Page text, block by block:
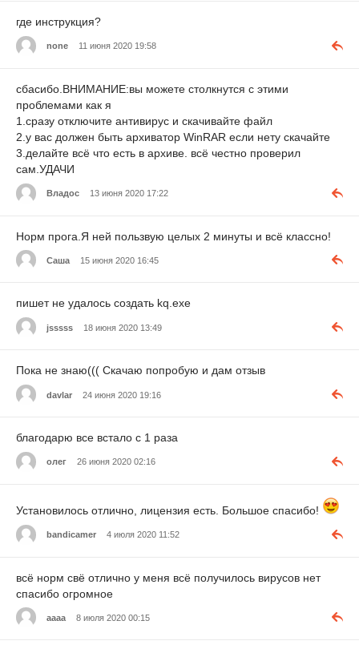
где инструкция?
none 11 июня 2020 19:58
сбасибо.ВНИМАНИЕ:вы можете столкнутся с этими
проблемами как я
1.сразу отключите антивирус и скачивайте файл
2.у вас должен быть архиватор WinRAR если нету скачайте
3.делайте всё что есть в архиве. всё честно проверил
сам.УДАЧИ
Владос 13 июня 2020 17:22
Норм прога.Я ней пользвую целых 2 минуты и всё классно!
Саша 15 июня 2020 16:45
пишет не удалось создать kq.exe
jsssss 18 июня 2020 13:49
Пока не знаю((( Скачаю попробую и дам отзыв
davlar 24 июня 2020 19:16
благодарю все встало с 1 раза
олег 26 июня 2020 02:16
Установилось отлично, лицензия есть. Большое спасибо!
bandicamer 4 июля 2020 11:52
всё норм свё отлично у меня всё получилось вирусов нет
спасибо огромное
аааа 8 июля 2020 00:15